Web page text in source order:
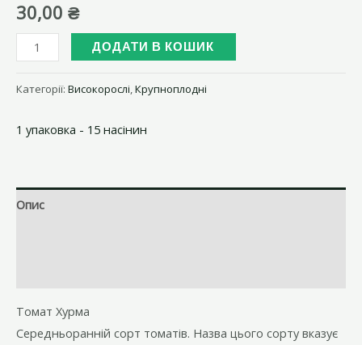
30,00 ₴
Томат
Хурма
кількість
ДОДАТИ В КОШИК
Категорії: Високорослі,Крупноплодні
1 упаковка - 15 насінин
Опис
Томат Хурма
Середньоранній сорт томатів. Назва цього сорту вказує